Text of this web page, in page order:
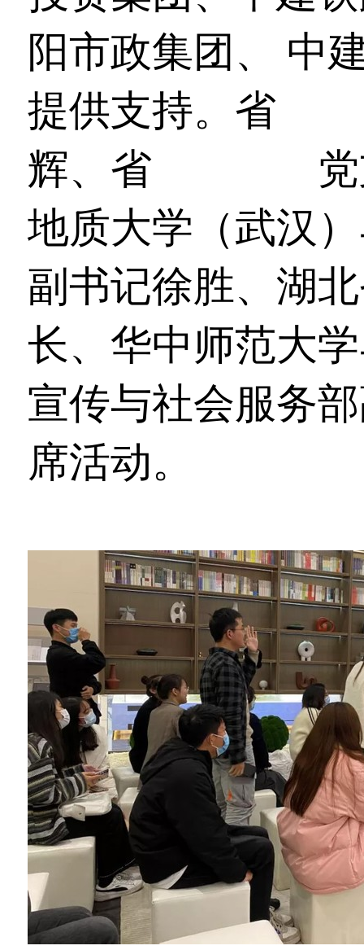
阳市政集团、 中
提供支持。省
辉、省
地质大学（武汉
副书记徐胜、湖
长、华中师范大
宣传与社会服务
席活动。